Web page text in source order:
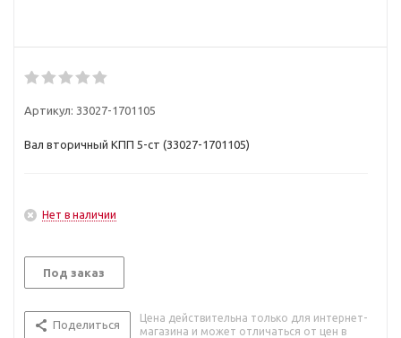
Артикул: 33027-1701105
Вал вторичный КПП 5-ст (33027-1701105)
Нет в наличии
Под заказ
Поделиться
Цена действительна только для интернет-
магазина и может отличаться от цен в